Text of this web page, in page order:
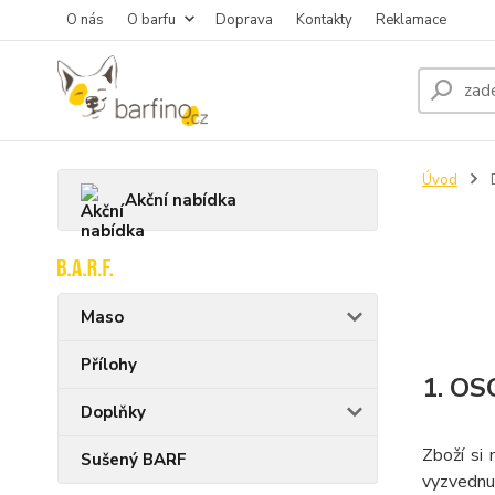
O nás O barfu Doprava Kontakty Reklamace
Akční nabídka
Maso
Přílohy
Doplňky
Sušený BARF
Úvod
1.
Zboží si